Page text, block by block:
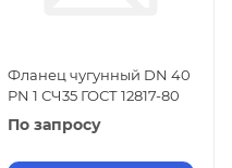
Фланец чугунный DN 40
PN 1 СЧ35 ГОСТ 12817-80
По запросу